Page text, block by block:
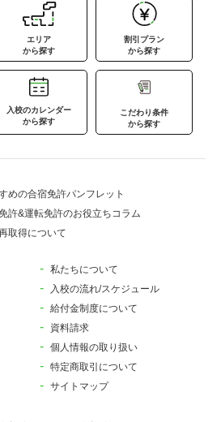
エリア
から探す
割引プラン
から探す
入校のカレンダー
から探す
こだわり条件
から探す
めの合宿免許パンフレット
許&運転免許のお役立ちコラム
取得について
私たちについて
入校の流れ/スケジュール
給付金制度について
資料請求
個人情報の取り扱い
特定商取引について
サイトマップ